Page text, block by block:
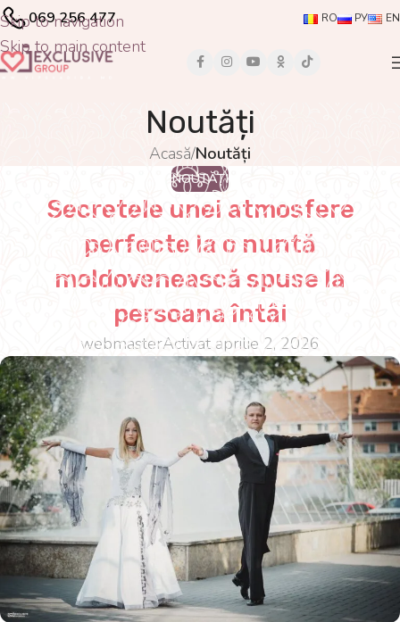
Skip to navigation
Skip to main content
069 256 477 RO РУ EN
Noutăți
Acasă/Noutăți
NOUTĂȚI
Secretele unei atmosfere
perfecte la o nuntă
moldovenească spuse la
persoana întâi
webmasterActivat aprilie 2, 2026